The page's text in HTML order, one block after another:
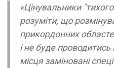
«Цінувальники
розуміти, що
прикордонних
і не буде
місця заміновані